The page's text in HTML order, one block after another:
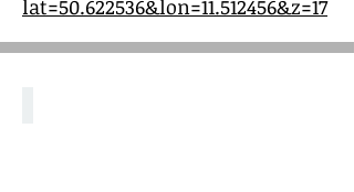
lat=50.622536&lon=11.512456&z=17